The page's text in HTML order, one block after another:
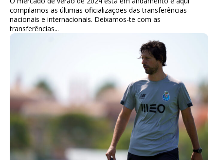
compilamos as últimas oficializações das transferências
nacionais e internacionais. Deixamos-te com as
transferências...